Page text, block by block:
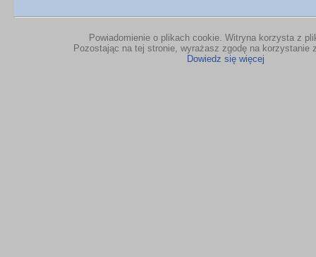
Powiadomienie o plikach cookie. Witryna korzysta z
Pozostając na tej stronie, wyrażasz zgodę na korzystanie
Dowiedz się więcej